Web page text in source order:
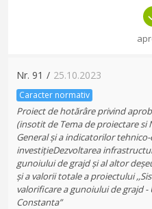
Nr. 91 / 25.10.2023
Caracter normativ
Proiect de hotărâre privind
(insotit de Tema de proiectare si
General și a indicatorilor
investițieDezvoltarea
gunoiului de grajd și al altor
și a valorii totale a proiectului
valorificare a gunoiului de grajd -
Constanta”